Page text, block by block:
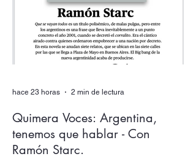
Quimera Voces: Argentina,
tenemos que hablar - Con
Ramón Starc.
hace 23 horas 2 min de lectura